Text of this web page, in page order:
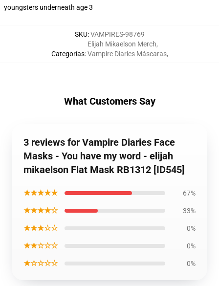
youngsters underneath age 3
SKU:VAMPIRES-98769
Categorías:
Elijah Mikaelson Merch,
Vampire Diaries Máscaras,
What Customers Say
3 reviews for Vampire Diaries Face
Masks - You have my word - elijah
mikaelson Flat Mask RB1312 [ID545]
★★★★★ 67%
★★★★☆ 33%
★★★☆☆ 0%
★★☆☆☆ 0%
★☆☆☆☆ 0%